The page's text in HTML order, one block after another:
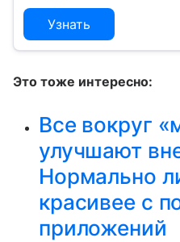
Узнать
Это тоже интересно:
Все вокруг
улучшают
Нормально
красивее с
приложений